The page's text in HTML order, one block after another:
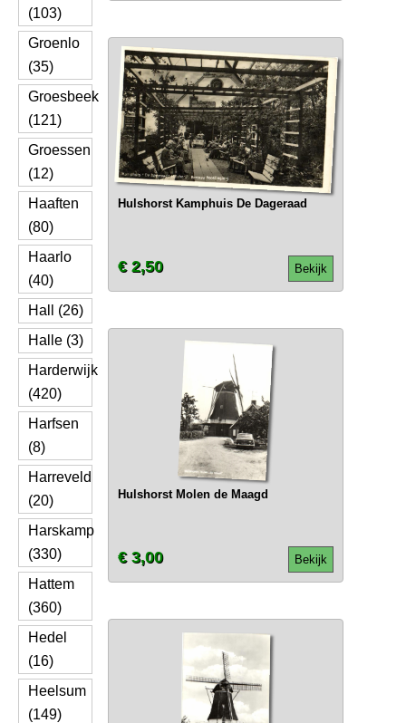
(103)
Groenlo
(35)
Groesbeek
(121)
Groessen
(12)
Haaften
(80)
Haarlo
(40)
Hall (26)
Halle (3)
Harderwijk
(420)
Harfsen
(8)
Harreveld
(20)
Harskamp
(330)
Hattem
(360)
Hedel
(16)
Heelsum
(149)
Hulshorst Kamphuis De Dageraad
Bekijk
€ 2,50
Hulshorst Molen de Maagd
Bekijk
€ 3,00